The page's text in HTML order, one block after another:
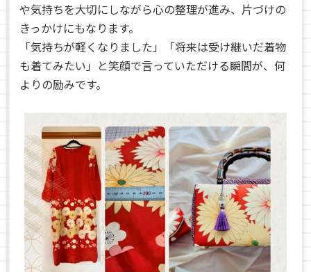
や気持ちを大切にしながら心の整理が進み、片づけの
きっかけにもなります。
「気持ちが軽くなりました」「将来は受け継いだ着物
も着てみたい」と笑顔で言っていただける瞬間が、何
よりの励みです。